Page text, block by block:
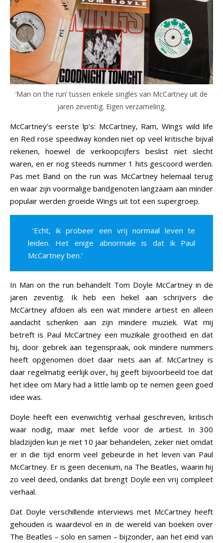
‘Man on the run’ tussen enkele singles van McCartney uit de
jaren zeventig. Eigen verzameling.
McCartney’s eerste lp’s: McCartney, Ram, Wings wild life
en Red rose speedway konden niet op veel kritische bijval
rekenen, hoewel de verkoopcijfers beslist niet slecht
waren, en er nog steeds nummer 1 hits gescoord werden.
Pas met Band on the run was McCartney helemaal terug
en waar zijn voormalige bandgenoten langzaam aan minder
populair werden groeide Wings uit tot een supergroep.
‘Echt, ik probeer een vrij normaal leven te
leiden. Het enige abnormale is dat ik Paul
McCartney ben.’
In Man on the run behandelt Tom Doyle McCartney in de
jaren zeventig. Ik heb een hekel aan schrijvers die
McCartney afdoen als een wat mindere artiest en alleen
aandacht schenken aan zijn mindere muziek. Wat mij
betreft is Paul McCartney een muzikale grootheid en dat
hij, door gebrek aan tegenspraak, ook mindere nummers
heeft opgenomen doet daar niets aan af. McCartney is
daar regelmatig eerlijk over, hij geeft bijvoorbeeld toe dat
het idee om Mary had a little lamb op te nemen geen goed
idee was.
Doyle heeft een evenwichtig verhaal geschreven, kritisch
waar nodig, maar met liefde voor de artiest. In 300
bladzijden kun je niet 10 jaar behandelen, zeker niet omdat
er in die tijd enorm veel gebeurde in het leven van Paul
McCartney. Er is geen decenium, na The Beatles, waarin hij
zo veel deed, ondanks dat brengt Doyle een vrij compleet
verhaal.
Dat Doyle verschillende interviews met McCartney heeft
gehouden is waardevol en in de wereld van boeken over
The Beatles – solo en samen – bijzonder, aan het eind van